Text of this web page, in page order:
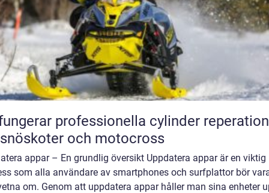
professionella cylinder
och motocross
appar – En grundlig översikt Uppdatera appar är en viktig
som alla användare av smartphones och surfplattor bör
om. Genom att uppdatera appar håller man sina enheter